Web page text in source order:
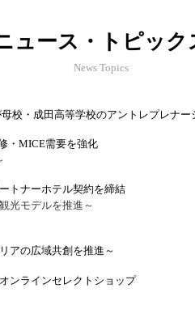
ュース・トピック
News Topics
・成田高等学校のアントレプレナー
・MICE需要を強化
トナーホテル契約を締結
光モデルを推進～
アの広域共創を推進～
ンラインセレクトショップ